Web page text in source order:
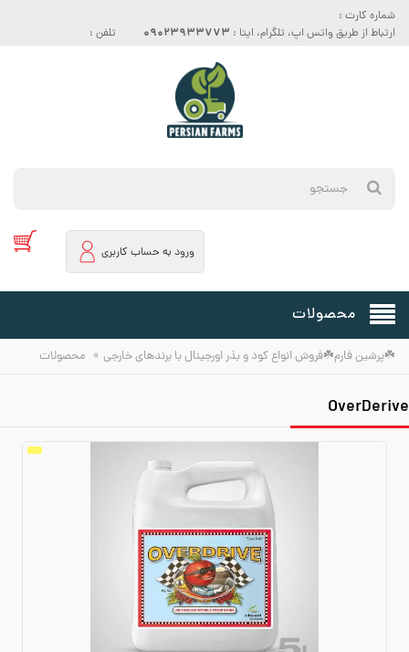
شماره کارت :
ارتباط از طریق واتس اپ، تلگرام، ایتا : 09023933773 تلفن :
ورود به حساب کاربری
محصولات
☘️پرشین فارم☘️فروش انواع کود و بذر اورجینال با برندهای خارجی » محصولات
OverDerive